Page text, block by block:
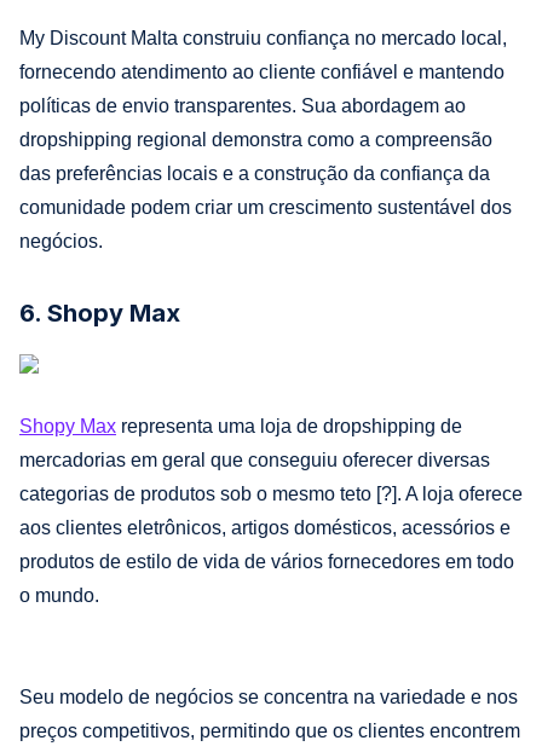
My Discount Malta construiu confiança no mercado local,
fornecendo atendimento ao cliente confiável e mantendo
políticas de envio transparentes. Sua abordagem ao
dropshipping regional demonstra como a compreensão
das preferências locais e a construção da confiança da
comunidade podem criar um crescimento sustentável dos
negócios.
6. Shopy Max
Shopy Max representa uma loja de dropshipping de
mercadorias em geral que conseguiu oferecer diversas
categorias de produtos sob o mesmo teto [?]. A loja oferece
aos clientes eletrônicos, artigos domésticos, acessórios e
produtos de estilo de vida de vários fornecedores em todo
o mundo.
Seu modelo de negócios se concentra na variedade e nos
preços competitivos, permitindo que os clientes encontrem